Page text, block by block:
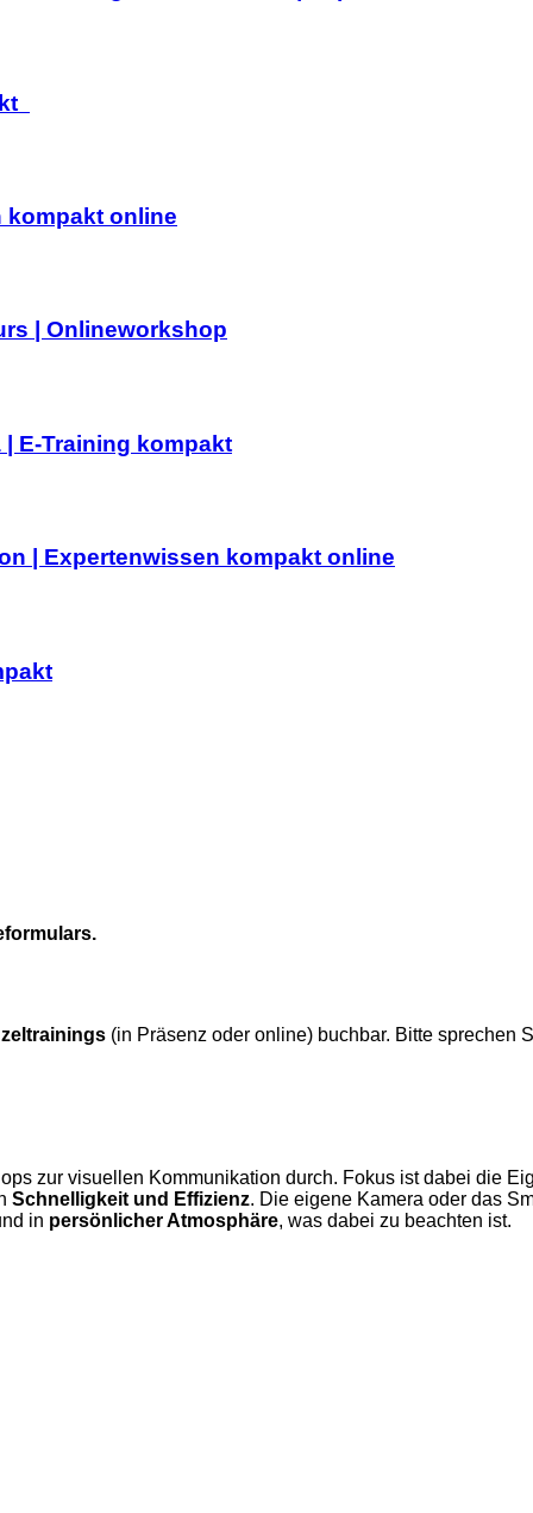
kompakt online
| Onlineworkshop
E-Training kompakt
| Expertenwissen kompakt online
(in Präsenz oder online) buchbar. Bitte sprechen
zur visuellen Kommunikation durch. Fokus ist dabei die
Schnelligkeit und Effizienz. Die eigene Kamera oder das
in persönlicher Atmosphäre, was dabei zu beachten ist.